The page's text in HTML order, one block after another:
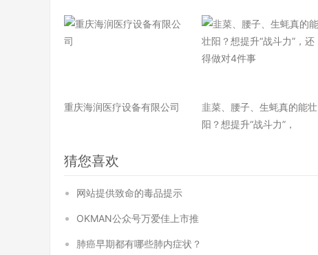
重庆海润医疗设备有限公司
韭菜、腰子、生蚝真的能壮
阳？想提升“战斗力”，
猜您喜欢
网站提供致命的毒品提示
OKMAN公众号万爱佳上市推
肺癌早期都有哪些肺内症状？